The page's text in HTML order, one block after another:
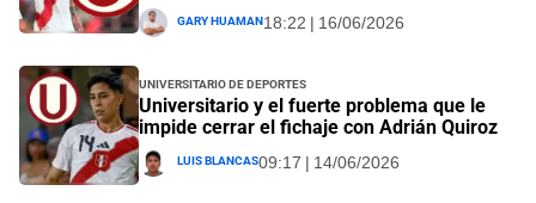
Gary Huaman18:22 | 16/06/2026
Universitario de Deportes
Universitario y el fuerte problema que le
impide cerrar el fichaje con Adrián Quiroz
Luis Blancas09:17 | 14/06/2026